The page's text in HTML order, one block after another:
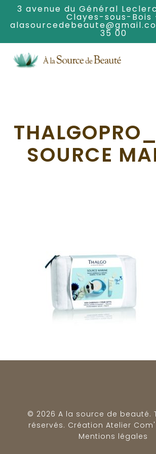
Skip
main
content
3 avenue du Général
Clayes-sous-Bois
35 00
SOURCE
© 2026 A la source de beauté.
réservés. CréationAtelier
Mentions légales